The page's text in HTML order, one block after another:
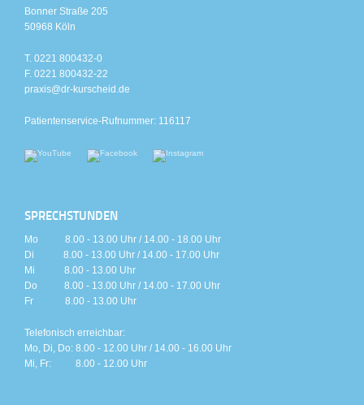
Bonner Straße 205
50968 Köln
T. 0221 800432-0
F. 0221 800432-22
praxis@dr-kurscheid.de
Patientenservice-Rufnummer: 116117
SPRECHSTUNDEN
Mo 8.00 - 13.00 Uhr / 14.00 - 18.00 Uhr
Di 8.00 - 13.00 Uhr / 14.00 - 17.00 Uhr
Mi 8.00 - 13.00 Uhr
Do 8.00 - 13.00 Uhr / 14.00 - 17.00 Uhr
Fr 8.00 - 13.00 Uhr
Telefonisch erreichbar:
Mo, Di, Do: 8.00 - 12.00 Uhr / 14.00 - 16.00 Uhr
Mi, Fr: 8.00 - 12.00 Uhr